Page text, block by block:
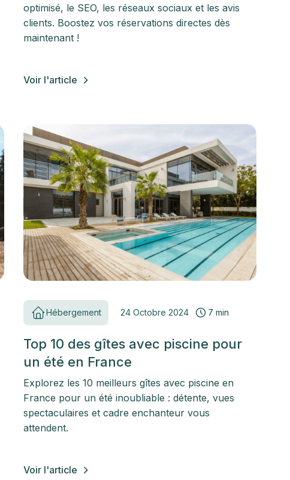
optimisé, le SEO, les réseaux sociaux et les avis
clients. Boostez vos réservations directes dès
maintenant !
Voir l'article
Hébergement 24 Octobre 2024 7 min
Top 10 des gîtes avec piscine pour
un été en France
Explorez les 10 meilleurs gîtes avec piscine en
France pour un été inoubliable : détente, vues
spectaculaires et cadre enchanteur vous
attendent.
Voir l'article